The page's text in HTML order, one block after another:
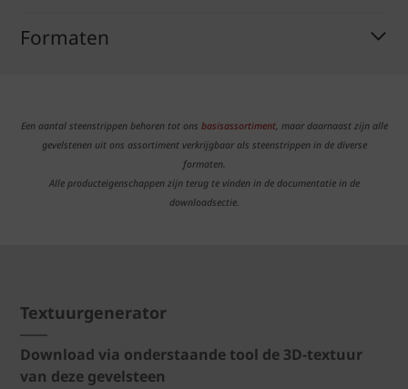
Formaten
Een aantal steenstrippen behoren tot ons basisassortiment, maar daarnaast zijn alle
gevelstenen uit ons assortiment verkrijgbaar als steenstrippen in de diverse
formaten.
Alle producteigenschappen zijn terug te vinden in de documentatie in de
downloadsectie.
Textuurgenerator
Download via onderstaande tool de 3D-textuur
van deze gevelsteen